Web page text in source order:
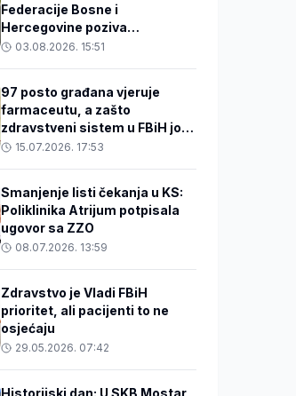
Federacije Bosne i
Hercegovine poziva
zdravstvene profesionalce da
03.08.2026. 15:51
97 posto građana vjeruje
farmaceutu, a zašto
zdravstveni sistem u FBiH još
ne koristi njegovo znanje?
15.07.2026. 17:53
Smanjenje listi čekanja u KS:
Poliklinika Atrijum potpisala
ugovor sa ZZO
08.07.2026. 13:59
Zdravstvo je Vladi FBiH
prioritet, ali pacijenti to ne
osjećaju
29.05.2026. 07:42
Historijski dan: U SKB Mostar